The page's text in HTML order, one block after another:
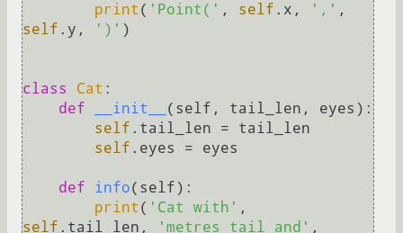
print ( 'Point(' , self .x, ','
self .y, ')' )
class Cat :
def
__init__ ( self, tail_len, eyes ):
self .tail_len = tail_len
self .eyes = eyes
def info( self):
print ( 'Cat with'
self .tail_len, 'metres tail and'